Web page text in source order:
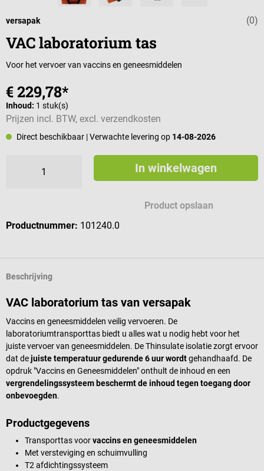
Gemiddelde
(0)
versapak
VAC laboratorium tas
Voor het vervoer van vaccins en geneesmiddelen
€ 229,78*
Inhoud: 1 stuk(s)
Prijzen incl. BTW, excl. verzendkosten
Direct beschikbaar | Verwachte levering op 14-08-2026
In winkelwagen
Product opslaan
Productnummer: 101240.0
Beschrijving
VAC laboratorium tas van versapak
Vaccins en geneesmiddelen veilig vervoeren. De
laboratoriumtransporttas biedt u alles wat u nodig hebt voor het
juiste vervoer van geneesmiddelen. De Thinsulate isolatie zorgt ervoor
dat dejuiste temperatuur gedurende 6 uur wordtgehandhaafd. De
opdruk "Vaccins en Geneesmiddelen" onthult de inhoud en een
vergrendelingssysteem beschermt de inhoud tegen toegang door
onbevoegden.
Productgegevens
Transporttas voorvaccins en geneesmiddelen
Met versteviging en schuimvulling
T2 afdichtingssysteem